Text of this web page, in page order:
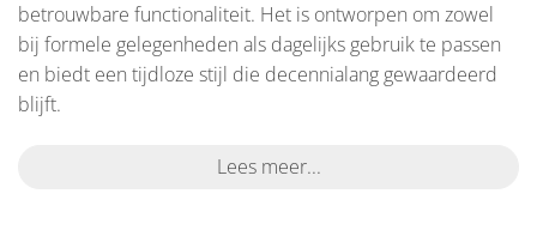
betrouwbare functionaliteit. Het is ontworpen om zowel
bij formele gelegenheden als dagelijks gebruik te passen
en biedt een tijdloze stijl die decennialang gewaardeerd
blijft.
Lees meer...